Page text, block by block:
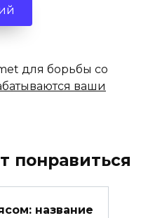
для борьбы со
ваши
понравиться
название